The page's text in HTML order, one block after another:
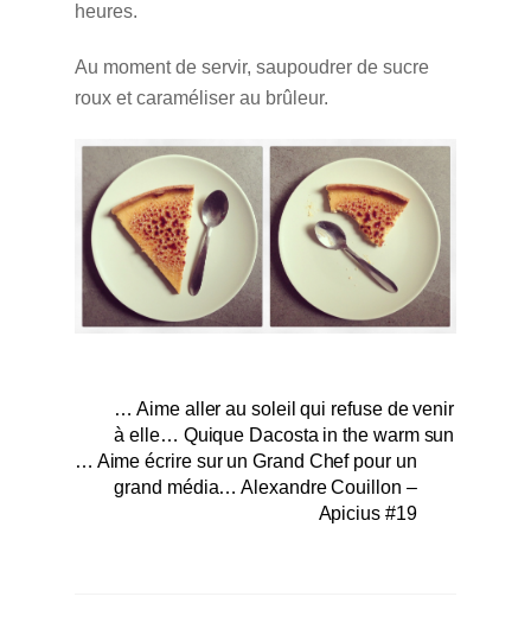
heures.
Au moment de servir, saupoudrer de sucre
roux et caraméliser au brûleur.
… Aime aller au soleil qui refuse de venir
à elle… Quique Dacosta in the warm sun
… Aime écrire sur un Grand Chef pour un
grand média… Alexandre Couillon –
Apicius #19